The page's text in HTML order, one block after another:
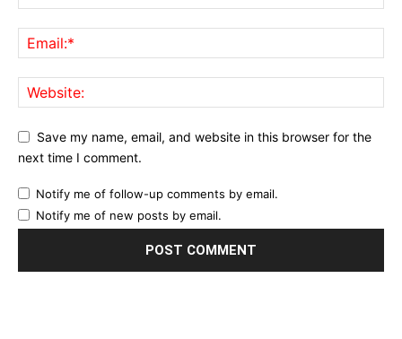
Save my name, email, and website in this browser for the
next time I comment.
Notify me of follow-up comments by email.
Notify me of new posts by email.